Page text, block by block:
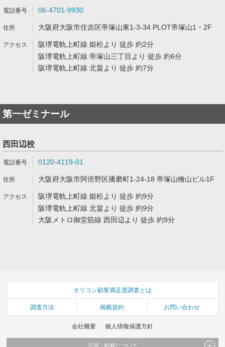
06-4701-9930
大阪府大阪市住吉区帝塚山東1-3-34 PLOT帝塚山1・2F
阪堺電軌上町線 姫松より 徒歩 約2分
阪堺電軌上町線 帝塚山三丁目より 徒歩 約6分
阪堺電軌上町線 北畠より 徒歩 約7分
第一ゼミナール
西田辺校
0120-4119-01
大阪府大阪市阿倍野区播磨町1-24-18 帝塚山檜山ビル1F
阪堺電軌上町線 姫松より 徒歩 約9分
阪堺電軌上町線 北畠より 徒歩 約9分
大阪メトロ御堂筋線 西田辺より 徒歩 約9分
オリコン顧客満足度調査とは
調査方法 掲載規約 お問い合わせ
会社概要 個人情報保護方針
引用・転載について